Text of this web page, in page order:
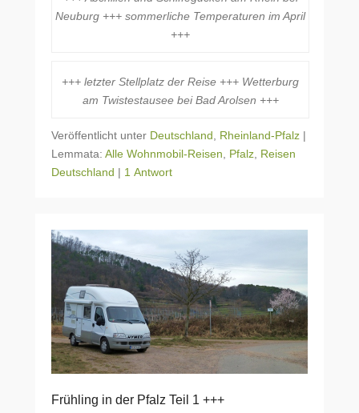
Neuburg +++ sommerliche Temperaturen im April
+++
+++ letzter Stellplatz der Reise +++ Wetterburg
am Twistestausee bei Bad Arolsen +++
Veröffentlicht unter Deutschland, Rheinland-Pfalz |
Lemmata: Alle Wohnmobil-Reisen, Pfalz, Reisen
Deutschland | 1 Antwort
Frühling in der Pfalz Teil 1 +++